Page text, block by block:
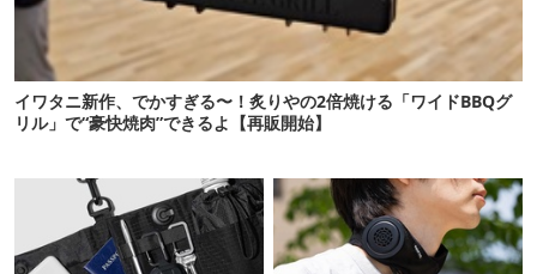
イワタニ新作、でかすぎる〜！炙りやの2倍焼ける「ワイドBBQグ
リル」で“豪快焼肉”できるよ【再販開始】